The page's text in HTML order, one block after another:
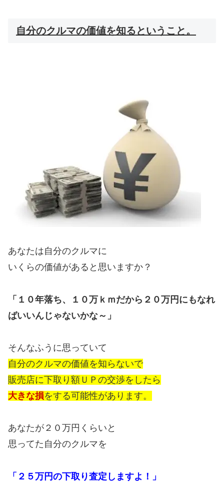
自分のクルマの価値を知るということ。
あなたは自分のクルマに
いくらの価値があると思いますか？
「１０年落ち、１０万ｋｍだから２０万円にもなれ
ばいいんじゃないかな～」
そんなふうに思っていて
自分のクルマの価値を知らないで
販売店に下取り額ＵＰの交渉をしたら
大きな損をする可能性があります。
あなたが２０万円くらいと
思ってた自分のクルマを
「２５万円の下取り査定しますよ！」